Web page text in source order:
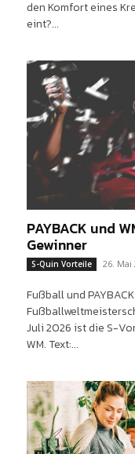
den Komfort eines
eint?...
PAYBACK und
Gewinner
S-Quin Vorteile 26. Mai
Fußball und
Juli 2026 ist die S-
WM. Text:...